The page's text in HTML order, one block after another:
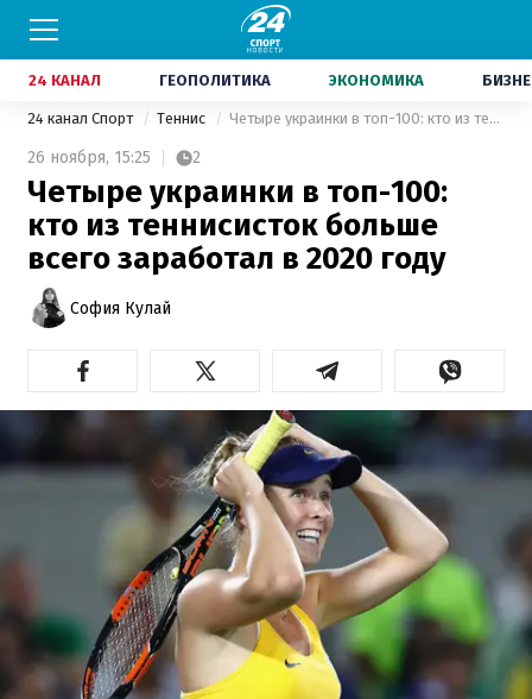
24 КАНАЛ ГЕОПОЛИТИКА ЭКОНОМИКА
24 канал Спорт Теннис Четыре украинки в топ-100: кто из теннисисток больше всего заработал в 2020 году
26 ноября, 15:25 2
Четыре украинки в топ-100:
кто из теннисисток больше
всего заработал в 2020 году
София Кулай